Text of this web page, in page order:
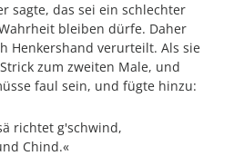
sagte, das sei ein schlechter
bleiben dürfe. Daher
Henkershand verurteilt. Als sie
zum zweiten Male, und
faul sein, und fügte hinzu:
richtet g'schwind,
Chind.«